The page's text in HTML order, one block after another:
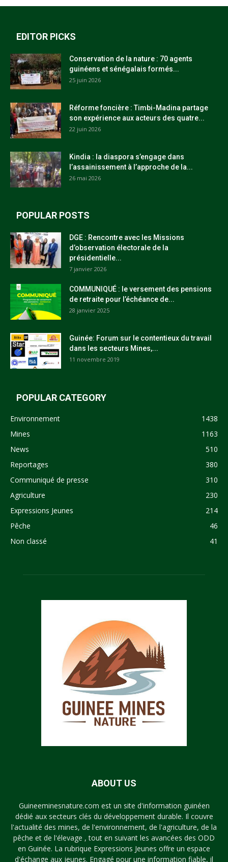
EDITOR PICKS
Conservation de la nature : 70 agents
guinéens et sénégalais formés...
25 juin 2026
Réforme foncière : Timbi-Madina partage
son expérience aux acteurs des quatre...
22 juin 2026
Kindia : la diaspora s’engage dans
l’assainissement à l’approche de la...
26 mai 2026
POPULAR POSTS
DGE : Rencontre avec les Missions
d’observation électorale de la
présidentielle...
7 janvier 2026
COMMUNIQUÉ : le versement des pensions
de retraite pour l’échéance de...
28 janvier 2025
Guinée: Forum sur le contentieux du travail
dans les secteurs Mines,...
11 novembre 2019
POPULAR CATEGORY
Environnement
1438
Mines
1163
News
510
Reportages
380
Communiqué de presse
310
Agriculture
230
Expressions Jeunes
214
Pêche
46
Non classé
41
ABOUT US
Guineeminesnature.com est un site d'information guinéen
dédié aux secteurs clés du développement durable. Il couvre
l'actualité des mines, de l'environnement, de l'agriculture, de la
pêche et de l'élevage , tout en suivant les avancées des ODD
en Guinée. La rubrique Expressions Jeunes offre un espace
d'échange aux jeunes. Engagé pour une information fiable, il